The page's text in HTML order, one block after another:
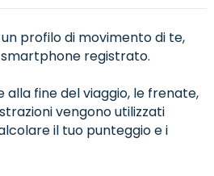
profilo di movimento di te,
registrato.
alla fine del viaggio, le frenate,
vengono utilizzati
il tuo punteggio e i